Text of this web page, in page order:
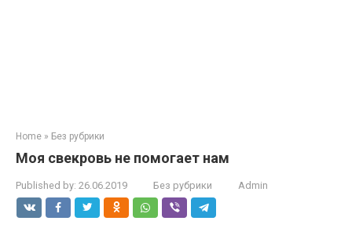
Home » Без рубрики
Моя свекровь не помогает нам
Published by: 26.06.2019 Без рубрики Admin